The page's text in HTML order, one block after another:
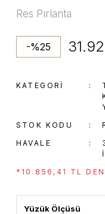
Res Pırlanta
-%25
KATEGORI
STOK KODU
HAVALE
*10.856,41 TL DEN
Yüzük Ölçüsü